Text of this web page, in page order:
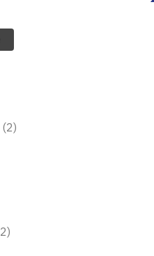
2produse
2produse